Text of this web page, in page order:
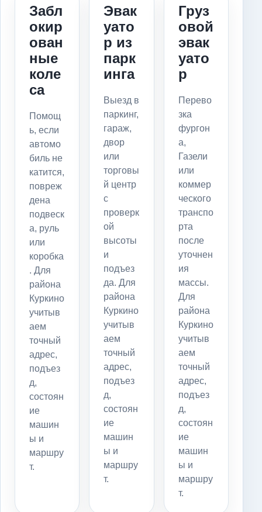
Забл
окир
ован
ные
коле
са
Помощ
ь, если
автомо
биль не
катится,
повреж
дена
подвеск
а, руль
или
коробка
. Для
района
Куркино
учитыв
аем
точный
адрес,
подъез
д,
состоян
ие
машин
ы и
маршру
т.
Эвак
уато
р из
парк
инга
Выезд в
паркинг,
гараж,
двор
или
торговы
й центр
с
проверк
ой
высоты
и
подъез
да. Для
района
Куркино
учитыв
аем
точный
адрес,
подъез
д,
состоян
ие
машин
ы и
маршру
т.
Груз
овой
эвак
уато
р
Перево
зка
фургон
а,
Газели
или
коммер
ческого
транспо
рта
после
уточнен
ия
массы.
Для
района
Куркино
учитыв
аем
точный
адрес,
подъез
д,
состоян
ие
машин
ы и
маршру
т.